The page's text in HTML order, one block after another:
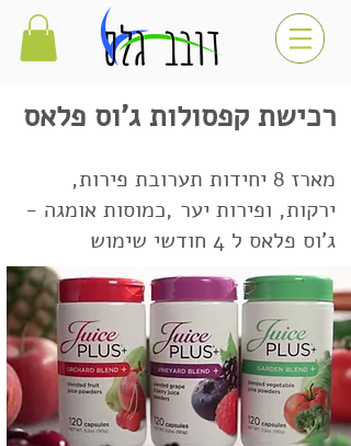
רכישת קפסולות ג'וס פלאס
מארז 8 יחידות תערובת פירות,
ירקות, ופירות יער ,כמוסות אומגה -
ג'וס פלאס ל 4 חודשי שימוש